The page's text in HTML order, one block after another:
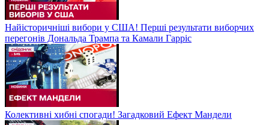
Найісторичніші вибори у США! Перші результати виборчих
перегонів Дональда Трампа та Камали Гарріс
Колективні хибні спогади! Загадковий Ефект Мандели